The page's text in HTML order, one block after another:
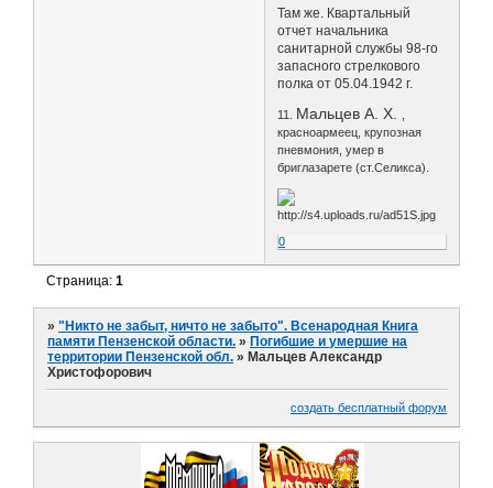
Там же. Квартальный
отчет начальника
санитарной службы 98-го
запасного стрелкового
полка от 05.04.1942 г.
11. Мальцев А. Х.
красноармеец, крупозная
пневмония, умер в
бриглазарете (ст.Селикса).
0
Страница:1
»"Никто не забыт, ничто не забыто". Всенародная Книга
памяти Пензенской области. » Погибшие и умершие на
территории Пензенской обл. » Мальцев Александр
Христофорович
создать бесплатный форум